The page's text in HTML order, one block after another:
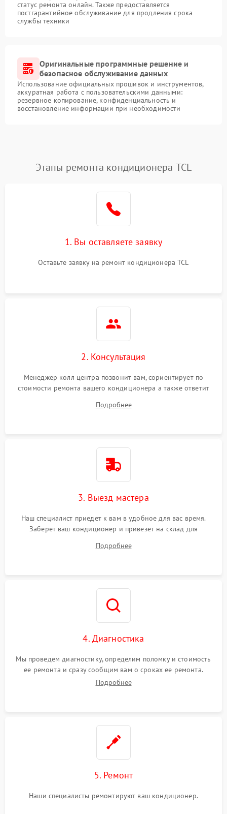
статус ремонта онлайн. Также предоставляется
постгарантийное обслуживание для продления срока
службы техники
Оригинальные программные решение и
безопасное обслуживание данных
Использование официальных прошивок и инструментов,
аккуратная работа с пользовательскими данными:
резервное копирование, конфиденциальность и
восстановление информации при необходимости
Этапы ремонта кондиционера TCL
1. Вы оставляете заявку
Оставьте заявку на ремонт кондиционера TCL
2. Консультация
Менеджер колл центра позвонит вам, сориентирует по
стоимости ремонта вашего кондиционера а также ответит
Подробнее
3. Выезд мастера
Наш специалист приедет к вам в удобное для вас время.
Заберет ваш кондиционер и привезет на склад для
Подробнее
4. Диагностика
Мы проведем диагностику, определим поломку и стоимость
ее ремонта и сразу сообщим вам о сроках ее ремонта.
Подробнее
5. Ремонт
Наши специалисты ремонтируют ваш кондиционер.